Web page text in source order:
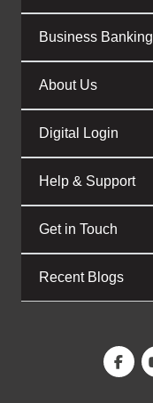
Business Banking
About Us
Digital Login
Help & Support
Get in Touch
Recent Blogs